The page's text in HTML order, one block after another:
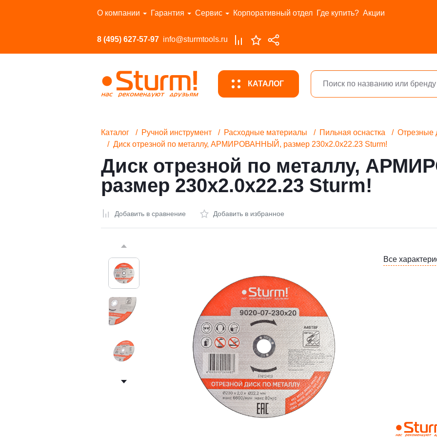
О компании Гарантия Сервис Корпоративный отдел Где купить? Акции
8 (495) 627-57-97 info@sturmtools.ru
КАТАЛОГ
Перейти в каталог
Каталог Ручной инструмент Расходные материалы Пильная оснастка
Отрезные
Диск отрезной по металлу, АРМИРОВАННЫЙ, размер 230x2.0x22.23 Sturm!
Диск отрезной по металлу,
размер 230x2.0x22.23 Sturm!
Добавить в сравнение Добавить в избранное
Все